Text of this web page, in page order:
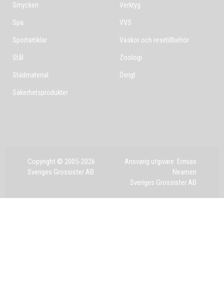
Smycken
Spa
Sportartiklar
Stål
Städmaterial
Säkerhetsprodukter
Verktyg
VVS
Väskor och resetillbehör
Zoologi
Övrigt
Copyright © 2005-2026
Sveriges Grossister AB
Ansvarig utgivare: Ermias
Neamen
Sveriges Grossister AB